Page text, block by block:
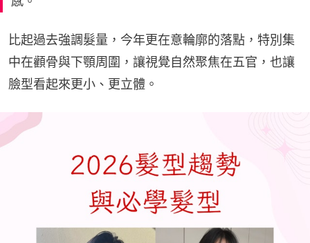
比起過去強調髮量，今年更在意輪廓的落點，特別集
中在顴骨與下顎周圍，讓視覺自然聚焦在五官，也讓
臉型看起來更小、更立體。